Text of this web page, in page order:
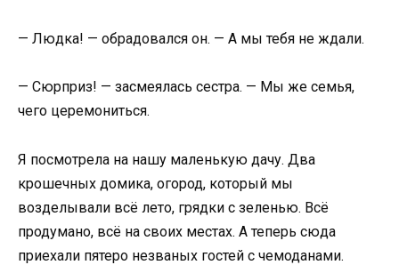
— Людка! — обрадовался он. — А мы тебя не ждали.
— Сюрприз! — засмеялась сестра. — Мы же семья,
чего церемониться.
Я посмотрела на нашу маленькую дачу. Два
крошечных домика, огород, который мы
возделывали всё лето, грядки с зеленью. Всё
продумано, всё на своих местах. А теперь сюда
приехали пятеро незваных гостей с чемоданами.